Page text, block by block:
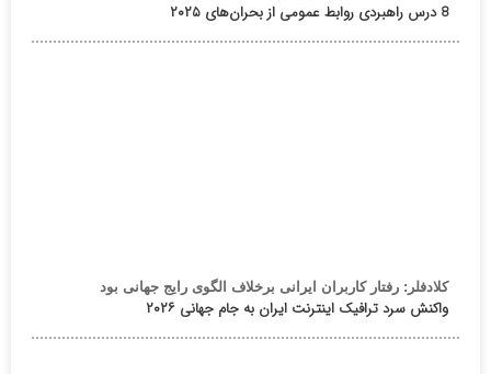
8 درس راهبردی روابط عمومی از بحران‌های ۲۰۲۵
کلادفلر: رفتار کاربران ایرانی برخلاف الگوی رایج جهانی بود
واکنش سرد ترافیک اینترنت ایران به جام جهانی ۲۰۲۶